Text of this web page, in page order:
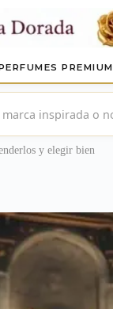
PREMIUM
y elegir bien